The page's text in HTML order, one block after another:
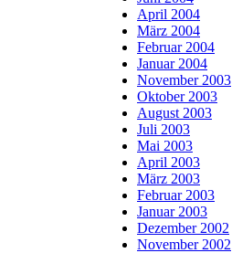
April 2004
März 2004
Februar 2004
Januar 2004
November 2003
Oktober 2003
August 2003
Juli 2003
Mai 2003
April 2003
März 2003
Februar 2003
Januar 2003
Dezember 2002
November 2002